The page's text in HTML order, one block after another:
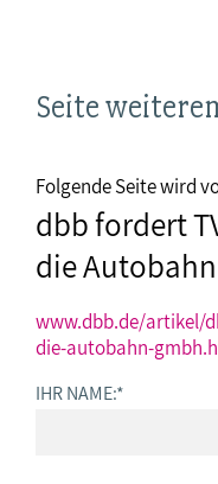
Seite
Folgende Seite wird
dbb fordert
die
www.dbb.de/artikel/
die-autobahn-
IHR NAME:*